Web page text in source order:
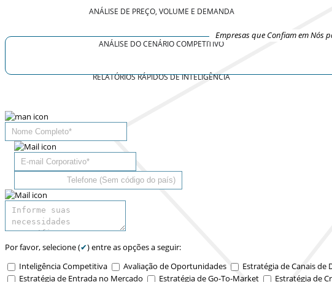
ANÁLISE DE PREÇO, VOLUME E DEMANDA
ANÁLISE DO CENÁRIO COMPETITIVO
RELATÓRIOS RÁPIDOS DE INTELIGÊNCIA
Empresas que Confiam em Nós
Por favor, selecione (✔) entre as opções a seguir:
Inteligência Competitiva
Avaliação de Oportunidades Estratégia de Canais de
Estratégia de Entrada no Mercado
Estratégia de Go-To-Market Estratégia de